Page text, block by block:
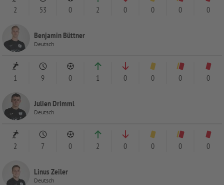
2 53 0 2 0 0 0 0
Benjamin Büttner
Deutsch
1 9 0 1 0 0 0 0
Julien Drimml
Deutsch
2 7 0 2 0 0 0 0
Linus Zeiler
Deutsch